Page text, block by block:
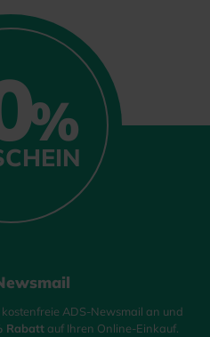
%
ADS-Newsmail an und
Rabattauf Ihren Online-Einkauf.